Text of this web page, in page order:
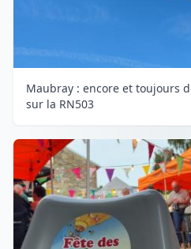
Maubray : encore et toujours
sur la RN503